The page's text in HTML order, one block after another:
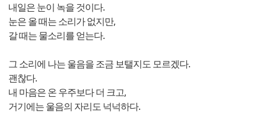
내일은 눈이 녹을 것이다.
눈은 올 때는 소리가 없지만,
갈 때는 물소리를 얻는다.
그 소리에 나는 울음을 조금 보탤지도 모르겠다.
괜찮다.
내 마음은 온 우주보다 더 크고,
거기에는 울음의 자리도 넉넉하다.